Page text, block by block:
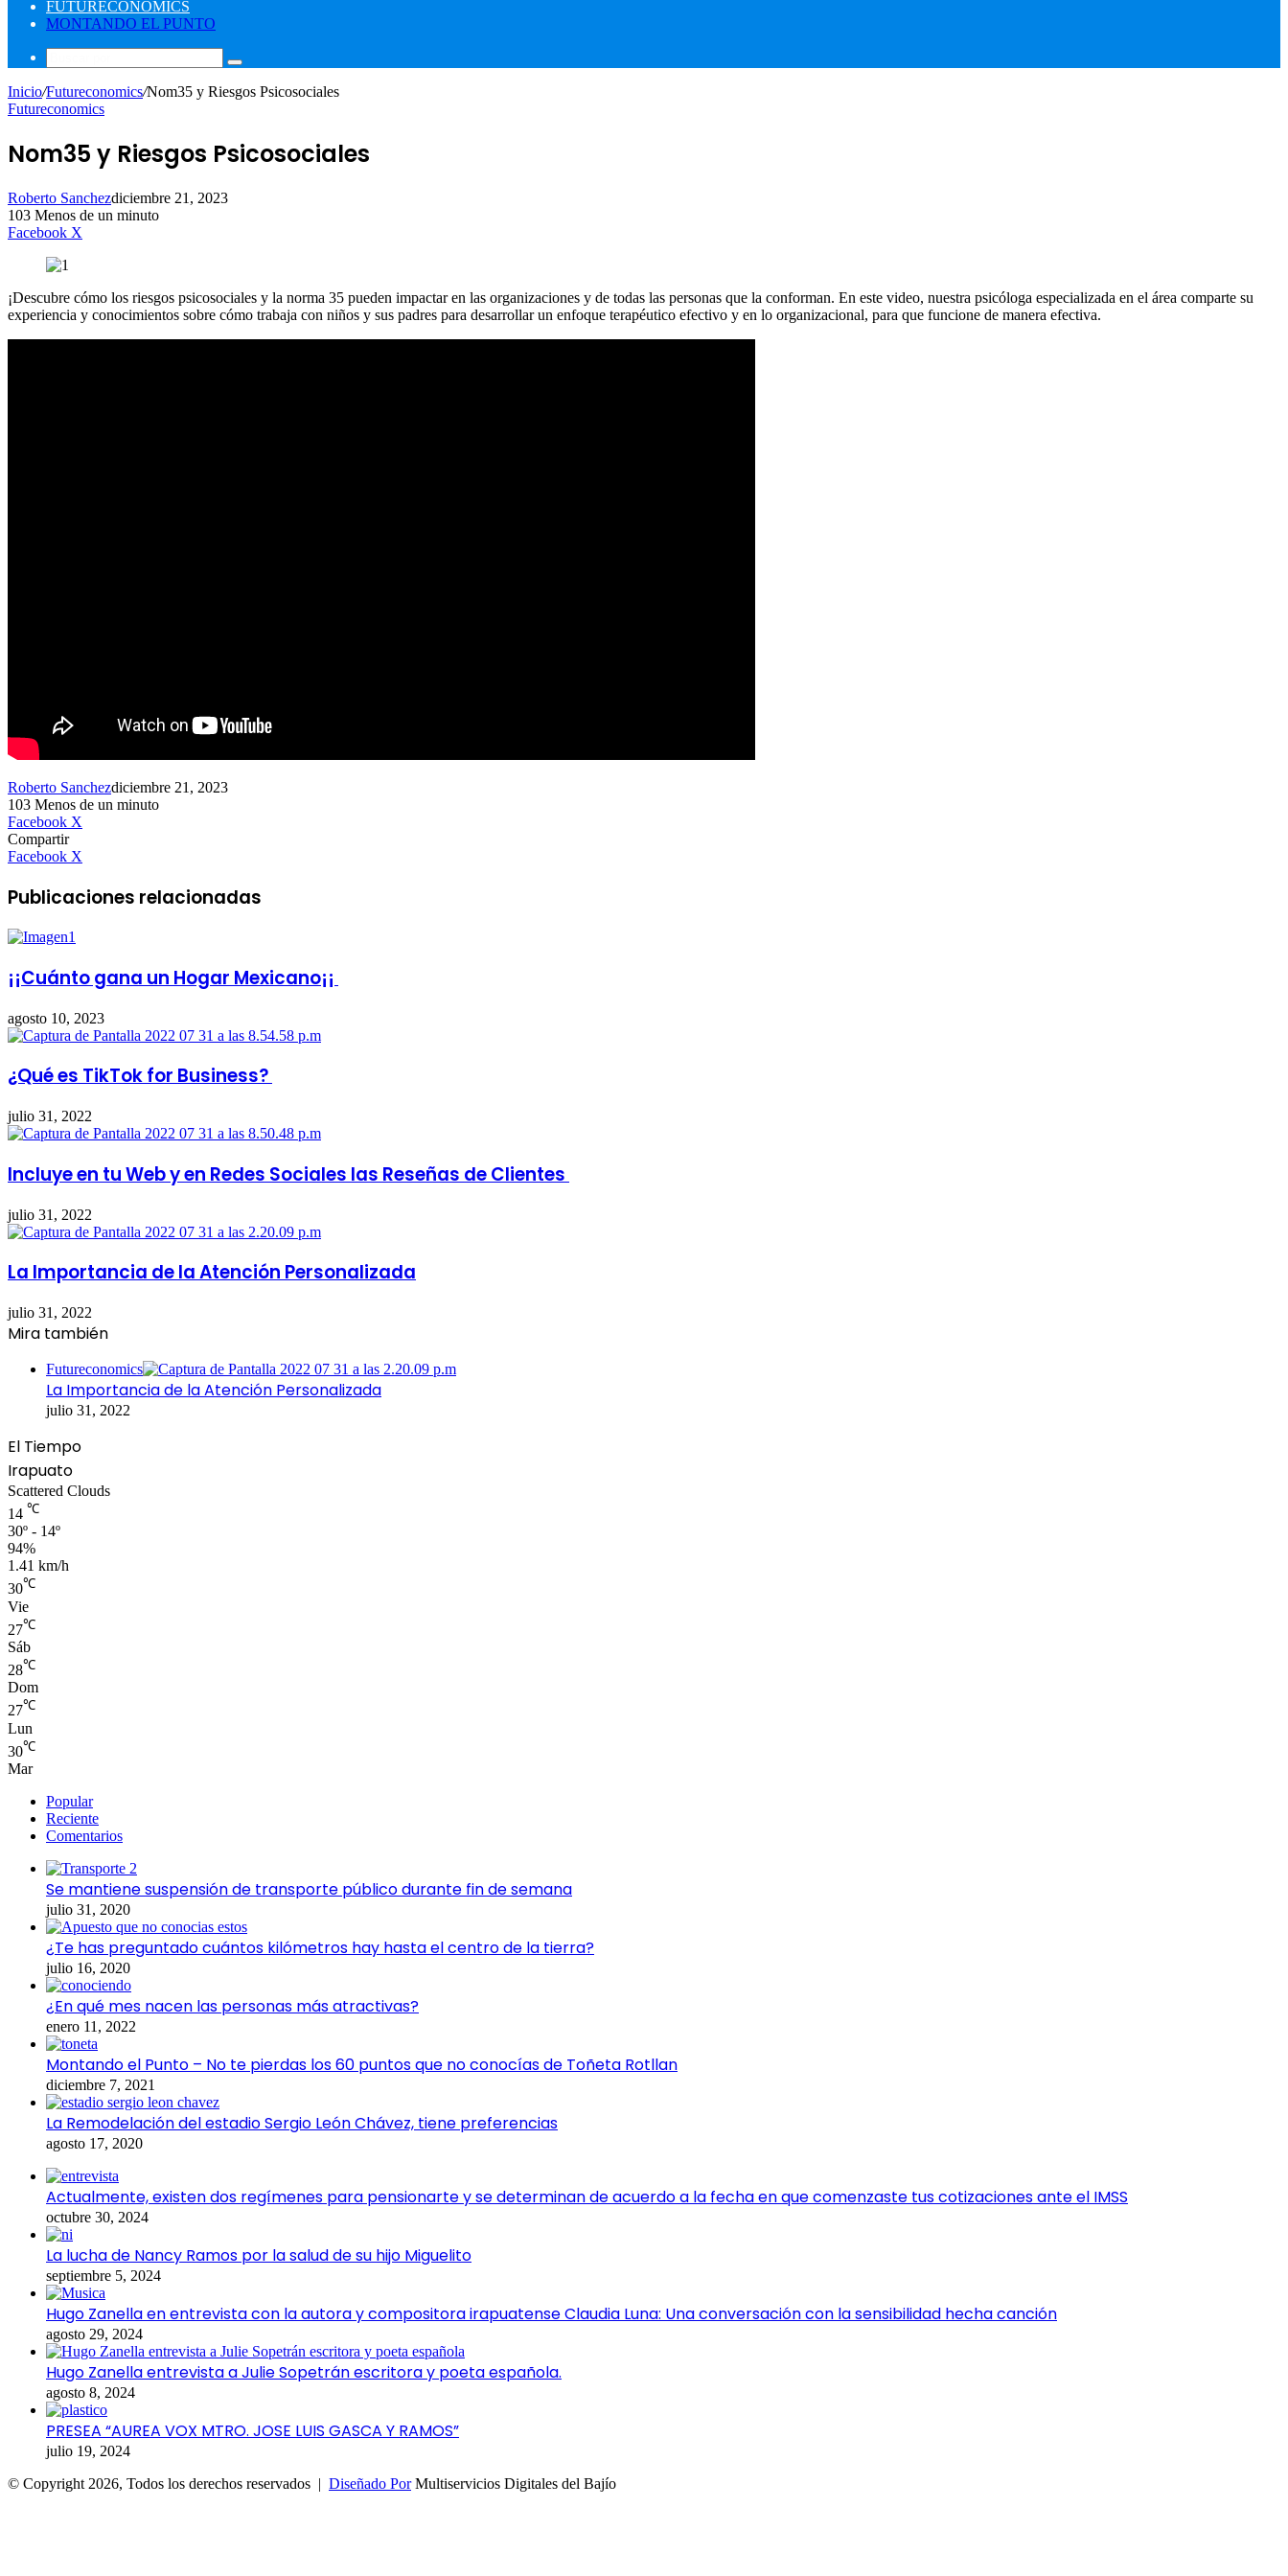
FUTURECONOMICS
MONTANDO EL PUNTO
Buscar
Inicio/Futureconomics/Nom35 y Riesgos Psicosociales
Futureconomics
Nom35 y Riesgos Psicosociales
Roberto Sanchezdiciembre 21, 2023
103 Menos de un minuto
Facebook X
¡Descubre cómo los riesgos psicosociales y la norma 35 pueden impactar en las organizaciones y de todas las personas que la conforman. En este video, nuestra psicóloga especializada en el área comparte su
experiencia y conocimientos sobre cómo trabaja con niños y sus padres para desarrollar un enfoque terapéutico efectivo y en lo organizacional, para que funcione de manera efectiva.
Roberto Sanchezdiciembre 21, 2023
103 Menos de un minuto
Facebook X
Compartir
Facebook X
correo
electrónico
Publicaciones relacionadas
¡¡Cuánto gana un Hogar Mexicano¡¡
agosto 10, 2023
¿Qué es TikTok for Business?
julio 31, 2022
Incluye en tu Web y en Redes Sociales las Reseñas de Clientes
julio 31, 2022
La Importancia de la Atención Personalizada
julio 31, 2022
Mira también
Futureconomics
La Importancia de la Atención Personalizada
julio 31, 2022
El Tiempo
Irapuato
Scattered Clouds
14 ℃
30º - 14º
94%
1.41 km/h
30℃
Vie
27℃
Sáb
28℃
Dom
27℃
Lun
30℃
Mar
Popular
Reciente
Comentarios
Se mantiene suspensión de transporte público durante fin de semana
julio 31, 2020
¿Te has preguntado cuántos kilómetros hay hasta el centro de la tierra?
julio 16, 2020
¿En qué mes nacen las personas más atractivas?
enero 11, 2022
Montando el Punto – No te pierdas los 60 puntos que no conocías de Toñeta Rotllan
diciembre 7, 2021
La Remodelación del estadio Sergio León Chávez, tiene preferencias
agosto 17, 2020
Actualmente, existen dos regímenes para pensionarte y se determinan de acuerdo a la fecha en que comenzaste tus cotizaciones ante el IMSS
octubre 30, 2024
La lucha de Nancy Ramos por la salud de su hijo Miguelito
septiembre 5, 2024
Hugo Zanella en entrevista con la autora y compositora irapuatense Claudia Luna: Una conversación con la sensibilidad hecha canción
agosto 29, 2024
Hugo Zanella entrevista a Julie Sopetrán escritora y poeta española.
agosto 8, 2024
PRESEA “AUREA VOX MTRO. JOSE LUIS GASCA Y RAMOS”
julio 19, 2024
© Copyright 2026, Todos los derechos reservados | Diseñado PorMultiservicios Digitales del Bajío